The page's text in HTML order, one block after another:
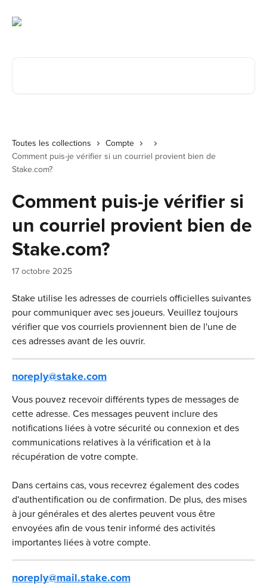
Toutes les collections
Compte
Comment puis-je vérifier si un courriel provient bien de
Stake.com?
Comment puis-je vérifier si
un courriel provient bien de
Stake.com?
17 octobre 2025
Stake utilise les adresses de courriels officielles suivantes
pour communiquer avec ses joueurs. Veuillez toujours
vérifier que vos courriels proviennent bien de l'une de
ces adresses avant de les ouvrir.
noreply@stake.com
Vous pouvez recevoir différents types de messages de
cette adresse. Ces messages peuvent inclure des
notifications liées à votre sécurité ou connexion et des
communications relatives à la vérification et à la
récupération de votre compte.
Dans certains cas, vous recevrez également des codes
d'authentification ou de confirmation. De plus, des mises
à jour générales et des alertes peuvent vous être
envoyées afin de vous tenir informé des activités
importantes liées à votre compte.
noreply@mail.stake.com